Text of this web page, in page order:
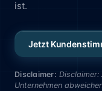
ist.
Jetzt
Disclaimer: Disclaimer:
Unternehmen